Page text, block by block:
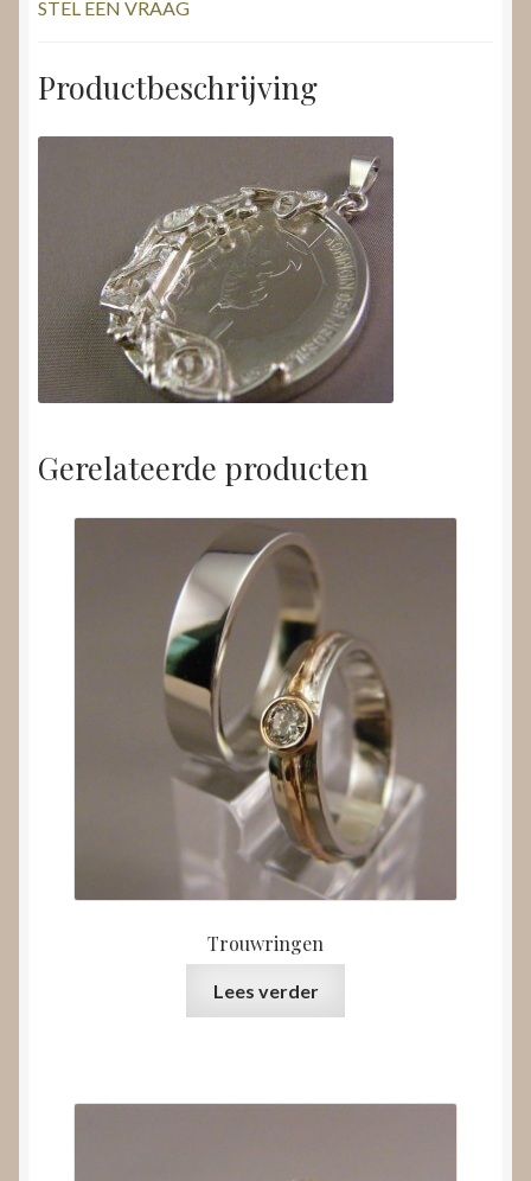
STEL EEN VRAAG
Productbeschrijving
Gerelateerde producten
Trouwringen
Lees verder